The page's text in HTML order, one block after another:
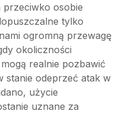
przeciwko osobie
tylko
ogromną przewagę
okoliczności
realnie pozbawić
stanie odeprzeć atak w
użycie
uznane za